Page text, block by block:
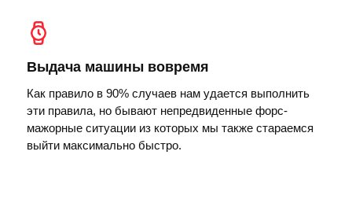
Выдача машины вовремя
Как правило в 90% случаев нам удается выполнить
эти правила, но бывают непредвиденные форс-
мажорные ситуации из которых мы также стараемся
выйти максимально быстро.